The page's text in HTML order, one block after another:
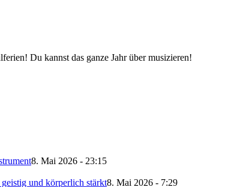
Du kannst das ganze Jahr über musizieren!
8. Mai 2026 - 23:15
und körperlich stärkt8. Mai 2026 - 7:29